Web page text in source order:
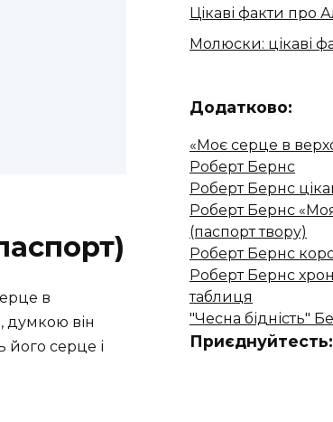
в
думкою він
його серце і
Цікаві факти про
Молюски: цікаві
Додатково:
«Моє серце в
Роберт Бернс
Роберт Бернс
Роберт Бернс
(паспорт твору)
Роберт Бернс
Роберт Бернс
таблиця
"Чесна бідність"
Приєднуйтесть: